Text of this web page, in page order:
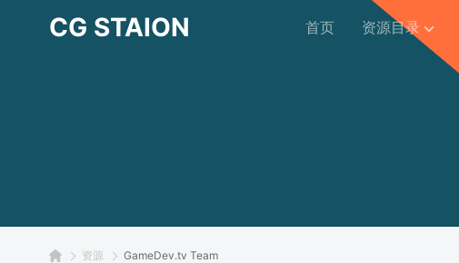
CG STAION 首页 资源目录
资源 GameDev.tv Team